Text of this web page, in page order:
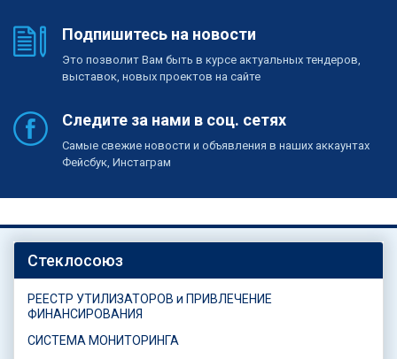
Подпишитесь на новости
Это позволит Вам быть в курсе актуальных тендеров,
выставок, новых проектов на сайте
Следите за нами в соц. сетях
Самые свежие новости и объявления в наших аккаунтах
Фейсбук, Инстаграм
Стеклосоюз
РЕЕСТР УТИЛИЗАТОРОВ и ПРИВЛЕЧЕНИЕ
ФИНАНСИРОВАНИЯ
СИСТЕМА МОНИТОРИНГА